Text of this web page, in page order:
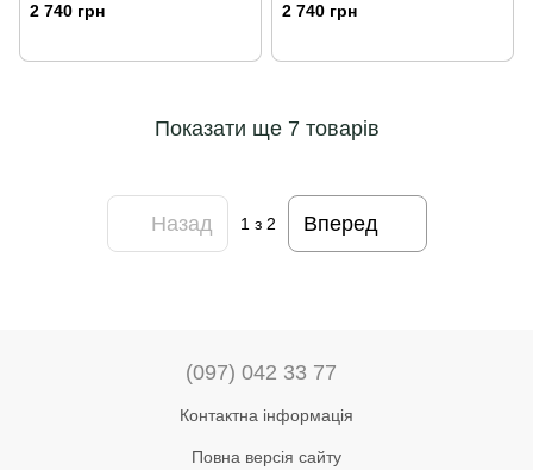
2 740 грн 2 740 грн
Показати ще 7 товарів
Назад 1з 2 Вперед
(097) 042 33 77
Контактна інформація
Повна версія сайту